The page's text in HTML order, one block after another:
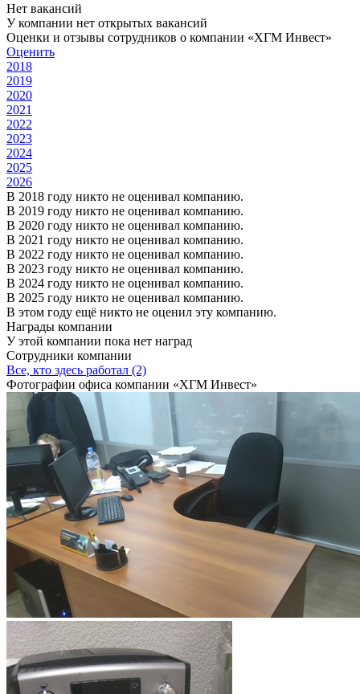
Нет вакансий
У компании нет открытых вакансий
Оценки и отзывы сотрудников о компании «ХГМ Инвест»
Оценить
2018
2019
2020
2021
2022
2023
2024
2025
2026
В 2018 году никто не оценивал компанию.
В 2019 году никто не оценивал компанию.
В 2020 году никто не оценивал компанию.
В 2021 году никто не оценивал компанию.
В 2022 году никто не оценивал компанию.
В 2023 году никто не оценивал компанию.
В 2024 году никто не оценивал компанию.
В 2025 году никто не оценивал компанию.
В этом году ещё никто не оценил эту компанию.
Награды компании
У этой компании пока нет наград
Сотрудники компании
Все, кто здесь работал (2)
Фотографии офиса компании «ХГМ Инвест»